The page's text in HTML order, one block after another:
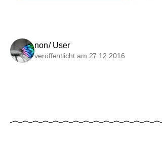
non/ User
veröffentlicht am 27.12.2016